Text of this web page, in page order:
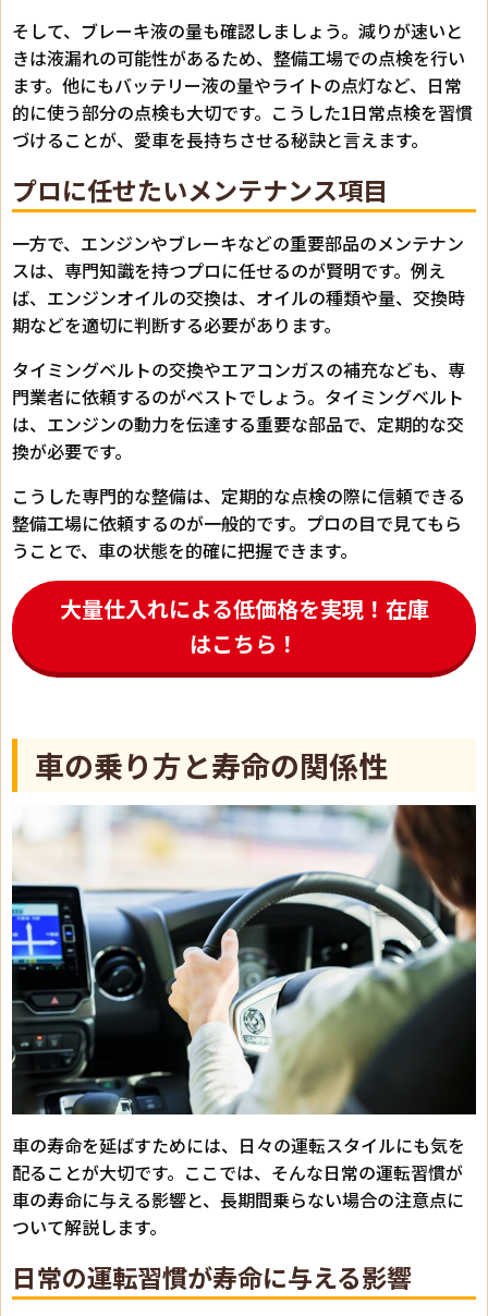
そして、ブレーキ液の量も確認しましょう。減りが速いと
きは液漏れの可能性があるため、整備工場での点検を行い
ます。他にもバッテリー液の量やライトの点灯など、日常
的に使う部分の点検も大切です。こうした1日常点検を習慣
づけることが、愛車を長持ちさせる秘訣と言えます。
プロに任せたいメンテナンス項目
一方で、エンジンやブレーキなどの重要部品のメンテナン
スは、専門知識を持つプロに任せるのが賢明です。例え
ば、エンジンオイルの交換は、オイルの種類や量、交換時
期などを適切に判断する必要があります。
タイミングベルトの交換やエアコンガスの補充なども、専
門業者に依頼するのがベストでしょう。タイミングベルト
は、エンジンの動力を伝達する重要な部品で、定期的な交
換が必要です。
こうした専門的な整備は、定期的な点検の際に信頼できる
整備工場に依頼するのが一般的です。プロの目で見てもら
うことで、車の状態を的確に把握できます。
大量仕入れによる低価格を実現！在庫
はこちら！
車の乗り方と寿命の関係性
車の寿命を延ばすためには、日々の運転スタイルにも気を
配ることが大切です。ここでは、そんな日常の運転習慣が
車の寿命に与える影響と、長期間乗らない場合の注意点に
ついて解説します。
日常の運転習慣が寿命に与える影響